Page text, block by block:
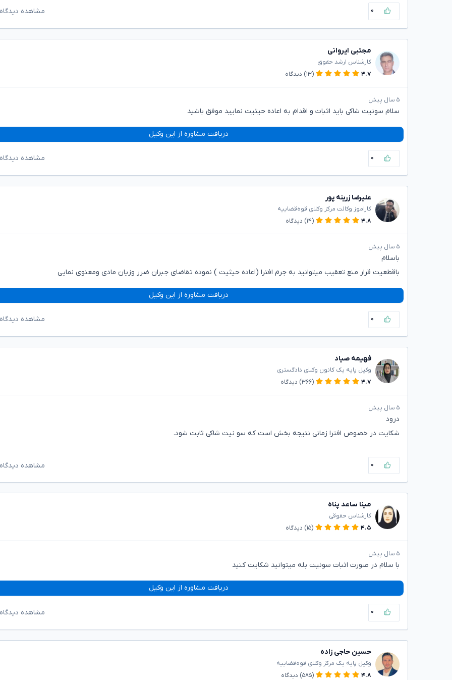
۰ مشاهده
مجتبی ایروانی
کارشناس ارشد حقوق
۴.۷
(۱۳) دیدگاه
۵ سال پیش
سلام سونیت شاکی باید اثبات و اقدام به اعاده حیثیت نمایید موفق باشید
دریافت مشاوره از این وکیل
۰ مشاهده
علیرضا زرینه پور
کاراموز وکالت مرکز وکلای قوه‌قضاییه
۴.۸
(۱۴) دیدگاه
۵ سال پیش
باسلام
باقطعیت قرار منع تعقیب میتوانید به جرم افترا (اعاده حیثیت ) نموده تقاضای جبران ضرر وزیان مادی ومعنوی نمایی
دریافت مشاوره از این وکیل
۰ مشاهده
فهیمه صیاد
وکیل پایه یک کانون وکلای دادگستری
۴.۷
(۳۶۶) دیدگاه
۵ سال پیش
درود
شکایت در خصوص افترا زمانی نتیجه بخش است که سو نیت شاکی ثابت شود.
۰ مشاهده
مینا ساعد پناه
کارشناس حقوقی
۴.۵
(۱۵) دیدگاه
۵ سال پیش
با سلام در صورت اثبات سونیت بله میتوانید شکایت کنید
دریافت مشاوره از این وکیل
۰ مشاهده
حسین حاجی زاده
وکیل پایه یک مرکز وکلای قوه‌قضاییه
۴.۸
(۵۸۵) دیدگاه